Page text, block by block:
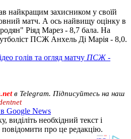
найкращим захисником у своїй
матч. А ось найвищу оцінку в
Ріяд Марез - 8,7 бала. На
ПСЖ Анхель Ді Марія - 8,0.
голів та огляд матчу ПСЖ -
в Telegram. Підписуйтесь на наш
Google News
необхідний текст і
про це редакцію.